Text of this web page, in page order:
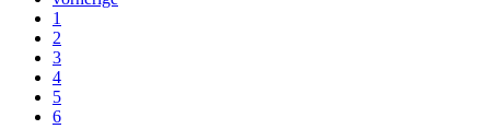
1
2
3
4
5
6